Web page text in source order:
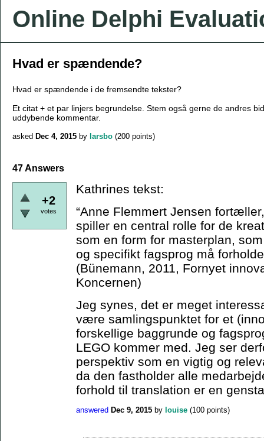
Online Delphi
Hvad er spændende?
Hvad er spændende i de fremsendte tekster?
Et citat + et par linjers begrundelse. Stem også gerne de andres
uddybende kommentar.
asked Dec 4, 2015 by larsbo (200 points)
47 Answers
+2
votes
Kathrines tekst:
“Anne Flemmert Jensen
spiller en central rolle for de
som en form for masterplan,
og specifikt fagsprog må
(Bünemann, 2011, Fornyet
Koncernen)
Jeg synes, det er meget
være samlingspunktet for et
forskellige baggrunde og
LEGO kommer med. Jeg ser
perspektiv som en vigtig og
da den fastholder alle
forhold til translation er en
answered Dec 9, 2015 by louise (100 points)